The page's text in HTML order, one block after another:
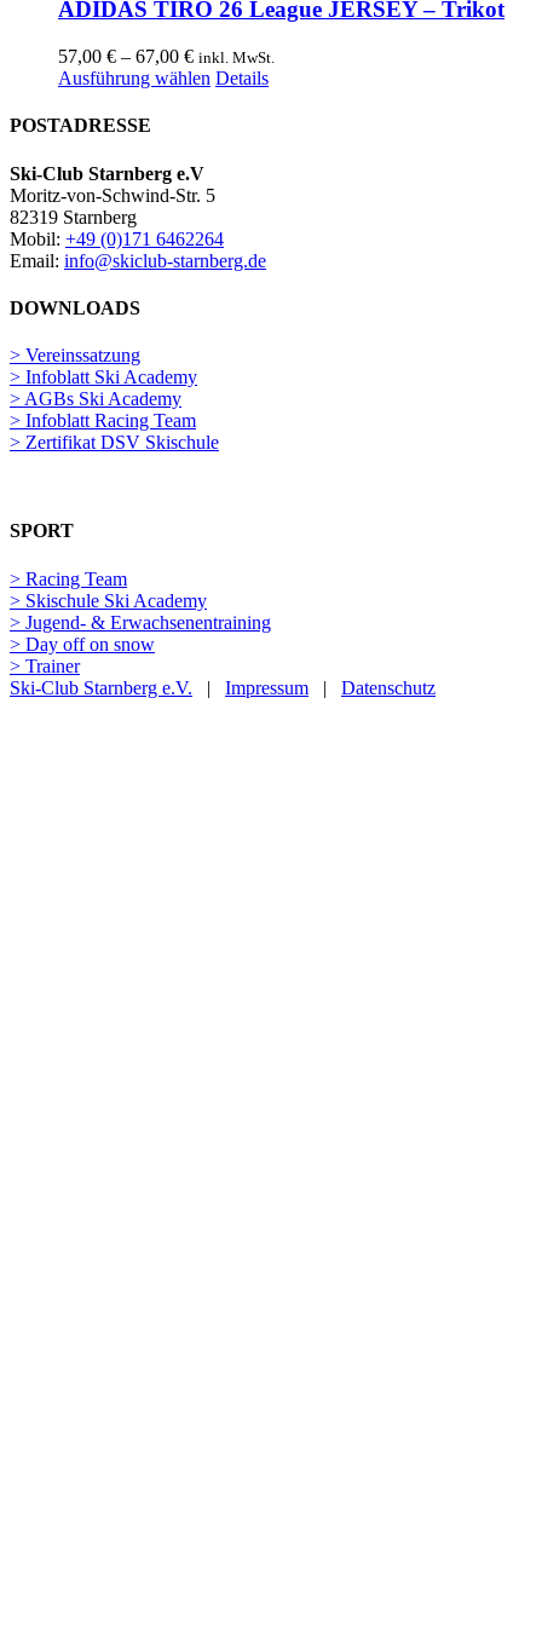
ADIDAS TIRO 26 League JERSEY – Trikot
57,00 € – 67,00 €Preisspanne:
57,00 €
inkl. MwSt.
Ausführung wählen Dieses
Optionen
können
auf
Details
POSTADRESSE
Ski-Club Starnberg e.V
Moritz-von-Schwind-Str. 5
82319 Starnberg
Mobil: +49 (0)171 6462264
Email: info@skiclub-starnberg.de
DOWNLOADS
> Vereinssatzung
> Infoblatt Ski Academy
> AGBs Ski Academy
> Infoblatt Racing Team
> Zertifikat DSV Skischule
SPORT
> Racing Team
> Skischule Ski Academy
> Jugend- & Erwachsenentraining
> Day off on snow
> Trainer
Ski-Club Starnberg e.V. | Impressum | Datenschutz